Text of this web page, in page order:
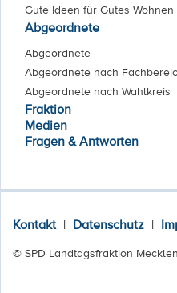
Gute Ideen für Gutes Wohnen
Abgeordnete
Abgeordnete
Abgeordnete nach
Abgeordnete nach Wahlkreis
Fraktion
Medien
Fragen & Antworten
Kontakt | Datenschutz |
© SPD Landtagsfraktion